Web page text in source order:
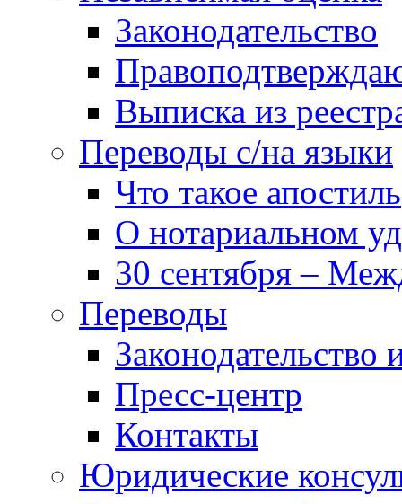
Законодательство
Выписка из
Переводы с/на языки
Что такое апостиль
О нотариальном
30 сентября –
Переводы
Законодательство
Пресс-центр
Контакты
Юридические